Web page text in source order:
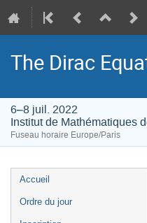
The Dirac
6–8 juil. 2022
Institut de Mathématiques
Fuseau horaire Europe/Paris
Menu
de
Accueil
Ordre du jour